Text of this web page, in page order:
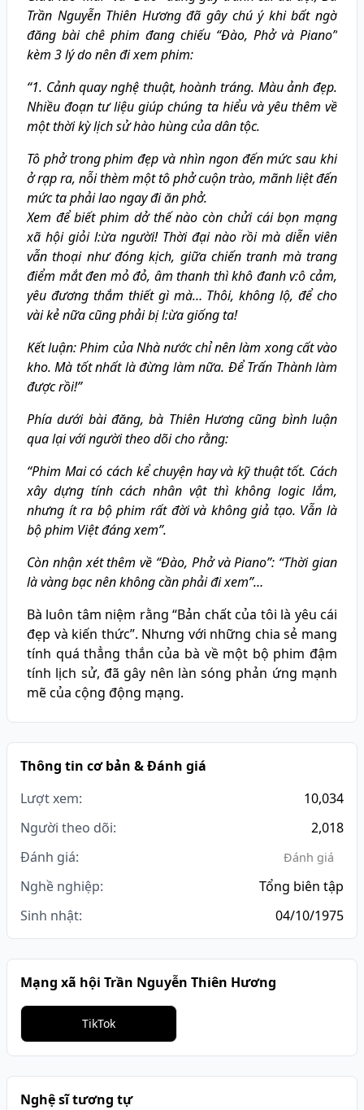
Trần Nguyễn Thiên Hương đã gây chú ý khi bất ngờ
đăng bài chê phim đang chiếu “Đào, Phở và Piano”
kèm 3 lý do nên đi xem phim:
“1. Cảnh quay nghệ thuật, hoành tráng. Màu ảnh đẹp.
Nhiều đoạn tư liệu giúp chúng ta hiểu và yêu thêm về
một thời kỳ lịch sử hào hùng của dân tộc.
Tô phở trong phim đẹp và nhìn ngon đến mức sau khi
ở rạp ra, nỗi thèm một tô phở cuộn trào, mãnh liệt đến
mức ta phải lao ngay đi ăn phở.
Xem để biết phim dở thế nào còn chửi cái bọn mạng
xã hội giỏi l:ừa người! Thời đại nào rồi mà diễn viên
vẫn thoại như đóng kịch, giữa chiến tranh mà trang
điểm mắt đen mỏ đỏ, âm thanh thì khô đanh v:ô cảm,
yêu đương thắm thiết gì mà… Thôi, không lộ, để cho
vài kẻ nữa cũng phải bị l:ừa giống ta!
Kết luận: Phim của Nhà nước chỉ nên làm xong cất vào
kho. Mà tốt nhất là đừng làm nữa. Để Trấn Thành làm
được rồi!”
Phía dưới bài đăng, bà Thiên Hương cũng bình luận
qua lại với người theo dõi cho rằng:
“Phim Mai có cách kể chuyện hay và kỹ thuật tốt. Cách
xây dựng tính cách nhân vật thì không logic lắm,
nhưng ít ra bộ phim rất đời và không giả tạo. Vẫn là
bộ phim Việt đáng xem”.
Còn nhận xét thêm về “Đào, Phở và Piano”: “Thời gian
là vàng bạc nên không cần phải đi xem”…
Bà luôn tâm niệm rằng “Bản chất của tôi là yêu cái
đẹp và kiến thức”. Nhưng với những chia sẻ mang
tính quá thẳng thắn của bà về một bộ phim đậm
tính lịch sử, đã gây nên làn sóng phản ứng mạnh
mẽ của cộng động mạng.
Thông tin cơ bản & Đánh giá
Lượt xem:
10,034
Người theo dõi:
2,018
Đánh giá:
Đánh giá
Nghề nghiệp:
Tổng biên tập
Sinh nhật:
04/10/1975
Mạng xã hội Trần Nguyễn Thiên Hương
TikTok
Nghệ sĩ tương tự